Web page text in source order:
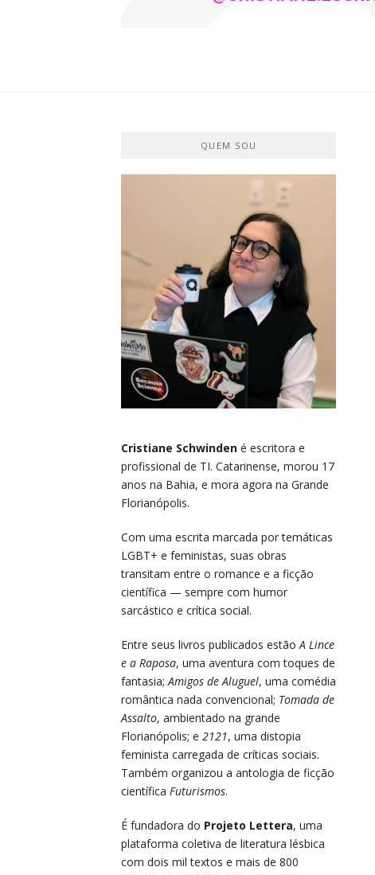
QUEM SOU
Cristiane Schwinden é escritora e
profissional de TI. Catarinense, morou 17
anos na Bahia, e mora agora na Grande
Florianópolis.
Com uma escrita marcada por temáticas
LGBT+ e feministas, suas obras
transitam entre o romance e a ficção
científica — sempre com humor
sarcástico e crítica social.
Entre seus livros publicados estão A Lince
e a Raposa, uma aventura com toques de
fantasia; Amigos de Aluguel, uma comédia
romântica nada convencional; Tomada de
Assalto, ambientado na grande
Florianópolis; e 2121, uma distopia
feminista carregada de críticas sociais.
Também organizou a antologia de ficção
científica Futurismos.
É fundadora do Projeto Lettera, uma
plataforma coletiva de literatura lésbica
com dois mil textos e mais de 800